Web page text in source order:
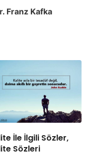
Franz Kafka
İle İlgili Sözler,
Sözleri